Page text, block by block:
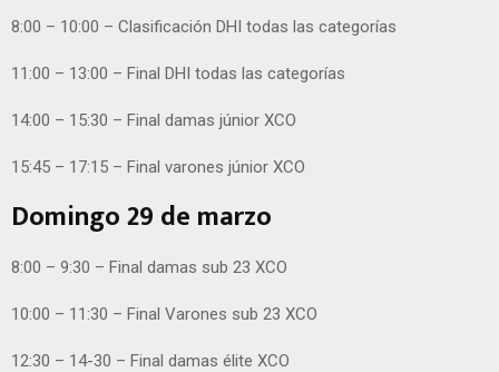
8:00 – 10:00 – Clasificación DHI todas las categorías
11:00 – 13:00 – Final DHI todas las categorías
14:00 – 15:30 – Final damas júnior XCO
15:45 – 17:15 – Final varones júnior XCO
Domingo 29 de marzo
8:00 – 9:30 – Final damas sub 23 XCO
10:00 – 11:30 – Final Varones sub 23 XCO
12:30 – 14-30 – Final damas élite XCO